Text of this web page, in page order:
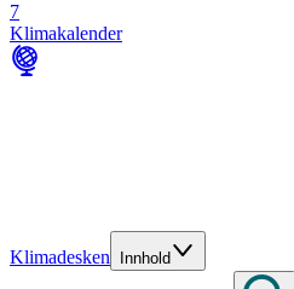
7
Klimakalender
Klimadesken Innhold